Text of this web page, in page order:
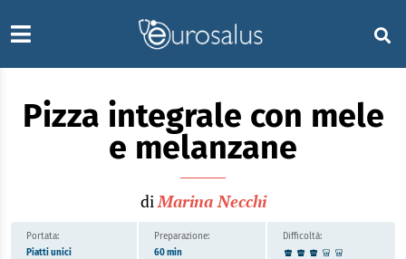
Pizza integrale con mele
e melanzane
diMarina Necchi
Portata:
Piatti unici
Preparazione:
60 min
Difficoltà: